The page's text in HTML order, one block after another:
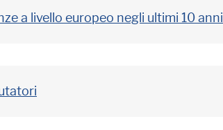
a livello europeo negli ultimi 10 anni